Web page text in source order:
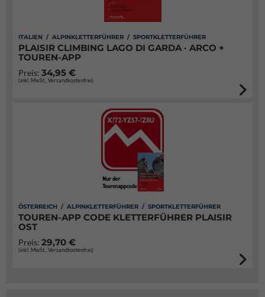
ITALIEN / ALPINKLETTERFÜHRER / SPORTKLETTERFÜHRER
PLAISIR CLIMBING LAGO DI GARDA · ARCO +
TOUREN-APP
Preis: 34,95 €
(inkl. MwSt., Versandkostenfrei)
ÖSTERREICH / ALPINKLETTERFÜHRER / SPORTKLETTERFÜHRER
TOUREN-APP CODE KLETTERFÜHRER PLAISIR
OST
Preis: 29,70 €
(inkl. MwSt., Versandkostenfrei)